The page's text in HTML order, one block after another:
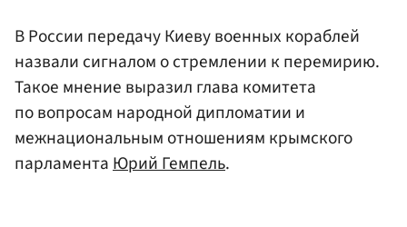
В России передачу Киеву военных кораблей
назвали сигналом о стремлении к перемирию.
Такое мнение выразил глава комитета
по вопросам народной дипломатии и
межнациональным отношениям крымского
парламентаЮрий Гемпель.